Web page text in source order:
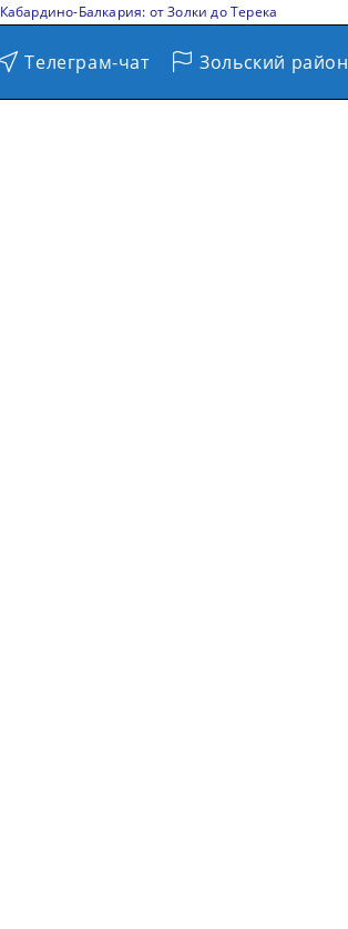
Кабардино-Балкария: от Золки до Терека
Телеграм-чат Зольский район